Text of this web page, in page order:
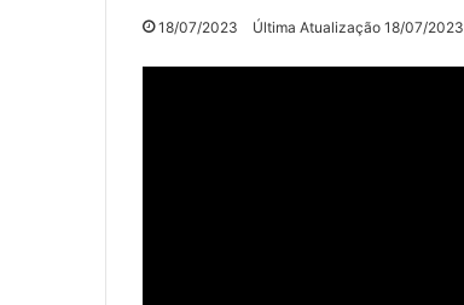
18/07/2023 Última Atualização 18/07/2023